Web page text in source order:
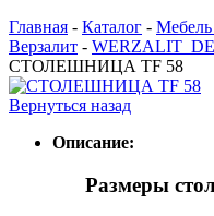
Главная - Каталог - Мебель
Верзалит -
СТОЛЕШНИЦА TF 58
Вернуться назад
Описание:
Размеры